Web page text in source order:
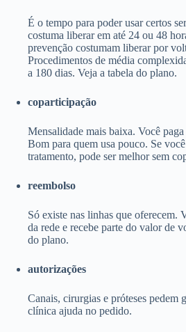
É o tempo para poder usar certos
costuma liberar em até 24 ou 48
prevenção costumam liberar por
Procedimentos de média
a 180 dias. Veja a tabela do plano.
coparticipação
Mensalidade mais baixa. Você
Bom para quem usa pouco. Se
tratamento, pode ser melhor sem
reembolso
Só existe nas linhas que oferecem.
da rede e recebe parte do valor de
do plano.
autorizações
Canais, cirurgias e próteses pedem
clínica ajuda no pedido.